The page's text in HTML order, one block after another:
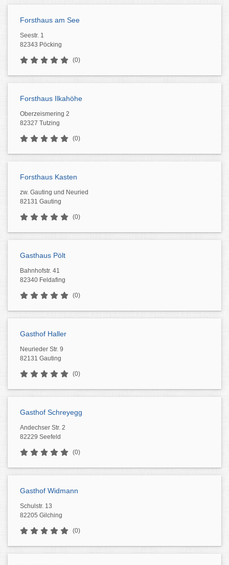
Forsthaus am See
Seestr. 1
82343 Pöcking
(0)
Forsthaus Ilkahöhe
Oberzeismering 2
82327 Tutzing
(0)
Forsthaus Kasten
zw. Gauting und Neuried
82131 Gauting
(0)
Gasthaus Pölt
Bahnhofstr. 41
82340 Feldafing
(0)
Gasthof Haller
Neurieder Str. 9
82131 Gauting
(0)
Gasthof Schreyegg
Andechser Str. 2
82229 Seefeld
(0)
Gasthof Widmann
Schulstr. 13
82205 Gilching
(0)